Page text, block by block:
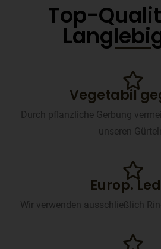
Top-
Vegetabil
Durch pflanzliche Gerbung
unseren
Europ.
Wir verwenden ausschließlich